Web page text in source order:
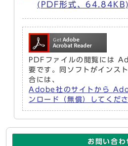
(PDF形式、64.84KB)
PDFファイルの閲覧には
要です。同ソフトがインス
合には、
Adobe社のサイトから
ンロード（無償）してくださ
お問い合わ